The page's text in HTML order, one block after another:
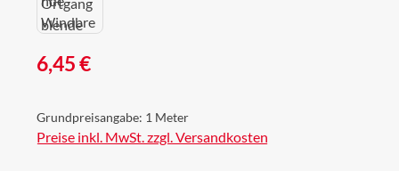
Regulärer Preis:
6,45 €
Grundpreisangabe: 1 Meter
Preise inkl. MwSt. zzgl. Versandkosten